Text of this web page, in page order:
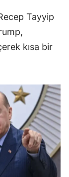
Tayyip
kısa bir